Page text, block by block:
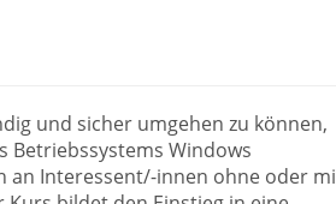
und sicher umgehen zu können,
Betriebssystems Windows
an Interessent/-innen ohne oder